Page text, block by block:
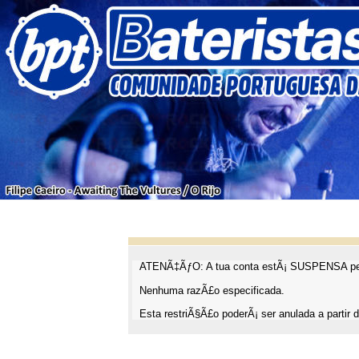
ATENÃ‡ÃƒO: A tua conta estÃ¡ SUSPENSA
Nenhuma razÃ£o especificada.
Esta restriÃ§Ã£o poderÃ¡ ser anulada a partir